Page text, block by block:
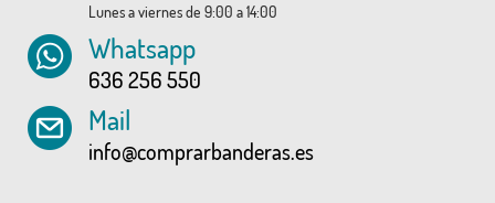
Lunes a viernes de 9:00 a 14:00
Whatsapp
636 256 550
Mail
info@comprarbanderas.es